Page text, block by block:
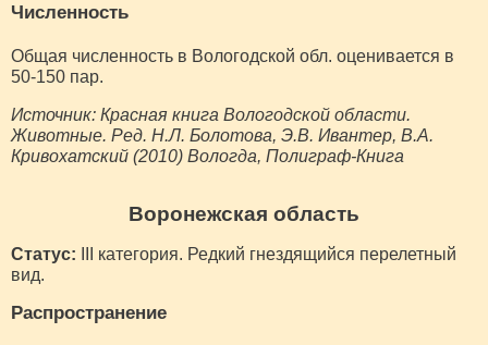
Численность
Общая численность в Вологодской обл. оценивается в
50-150 пар.
Источник: Красная книга Вологодской области.
Животные. Ред. H.Л. Болотова, Э.В. Ивантер, В.А.
Кривохатский (2010) Вологда, Полиграф-Книга
Воронежская область
Статус: III категория. Редкий гнездящийся перелетный
вид.
Распространение